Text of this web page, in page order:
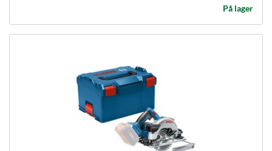
På lager